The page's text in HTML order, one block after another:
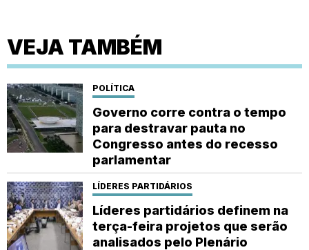
VEJA TAMBÉM
POLÍTICA
Governo corre contra o tempo
para destravar pauta no
Congresso antes do recesso
parlamentar
LÍDERES PARTIDÁRIOS
Líderes partidários definem na
terça-feira projetos que serão
analisados pelo Plenário